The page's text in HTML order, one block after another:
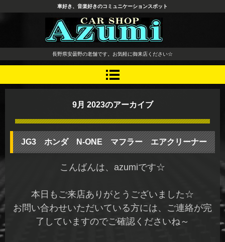
長野県 安曇野市 タイヤ ホ
イール デッドニング カーオ
ーディオ レカロシート
車好き、音楽好きのコミュニケーションスポット
長野県安曇野の老舗です。お気軽に御来店ください☆
9月 2023のアーカイブ
JG3 ホンダ N-ONE マフラー エアクリーナー
こんばんは、azumiです☆
本日もご来店ありがとうございました☆
お問い合わせいただいている方には、ご連絡が完
了していますのでご確認くださいね～